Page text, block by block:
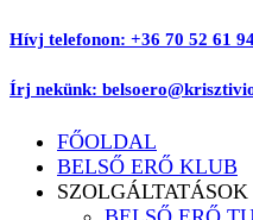
Ugrás
tartalomhoz
Hívj telefonon: +36 70 52 61
Írj nekünk:
FŐOLDAL
BELSŐ ERŐ KLUB
SZOLGÁLTATÁSOK